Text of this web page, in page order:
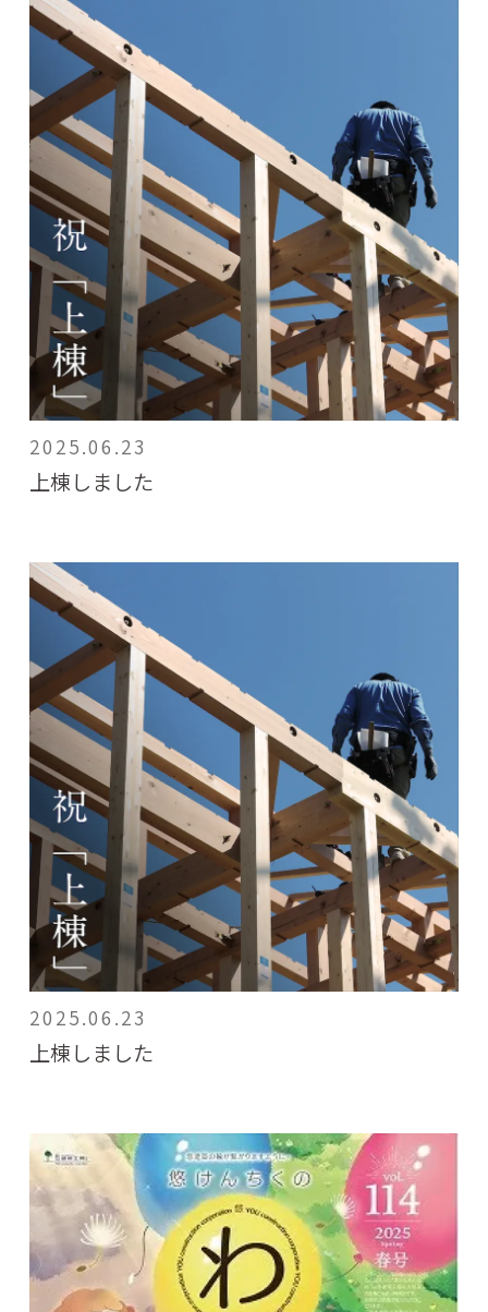
2025.06.23
上棟しました
2025.06.23
上棟しました